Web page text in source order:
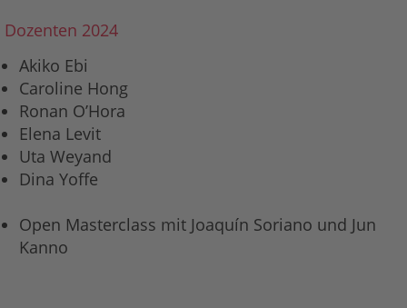
Dozenten 2024
Akiko Ebi
Caroline Hong
Ronan O’Hora
Elena Levit
Uta Weyand
Dina Yoffe
Open Masterclass mit Joaquín Soriano und Jun
Kanno